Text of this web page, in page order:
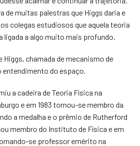
de muitas palestras que Higgs daria e
colegas estudiosos que aquela teoria
ligada a algo muito mais profundo.
Higgs, chamada de mecanismo de
entendimento do espaço.
a cadeira de Teoria Física na
e em 1983 tornou-se membro da
a medalha e o prêmio de Rutherford
membro do Instituto de Física e em
se professor emérito na